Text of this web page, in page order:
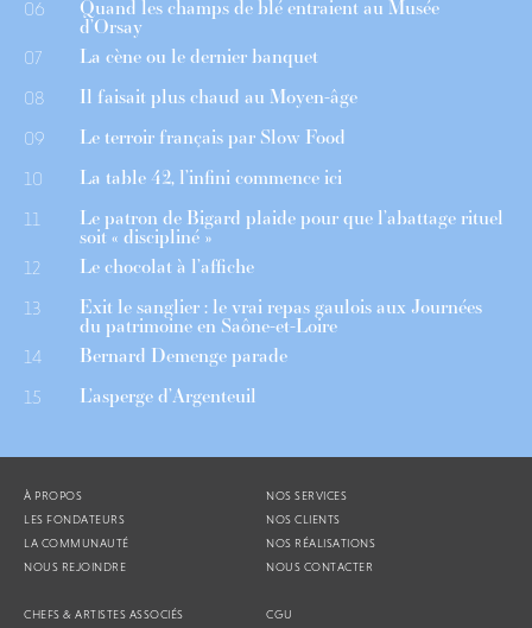
06 Quand les champs de blé entraient au Musée
d’Orsay
07 La cène ou le dernier banquet
08 Il faisait plus chaud au Moyen-âge
09 Le terroir français par Slow Food
10 La table 42, l’infini commence ici
11 Le patron de Bigard plaide pour que l’abattage rituel
soit « discipliné »
12 Le chocolat à l’affiche
13 Exit le sanglier : le vrai repas gaulois aux Journées
du patrimoine en Saône-et-Loire
14 Bernard Demenge parade
15 L’asperge d’Argenteuil
À PROPOS
LES FONDATEURS
LA COMMUNAUTÉ
NOUS REJOINDRE
NOS SERVICES
NOS CLIENTS
NOS RÉALISATIONS
NOUS CONTACTER
CHEFS & ARTISTES ASSOCIÉS CGU